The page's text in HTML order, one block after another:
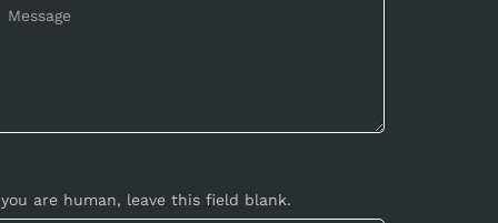
are human, leave this field blank.